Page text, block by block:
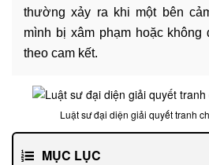
LIÊN
HỆ
thường xảy ra khi một bên
mình bị xâm phạm hoặc
theo cam kết.
Luật sư đại diện giải quyết tranh
MỤC LỤC